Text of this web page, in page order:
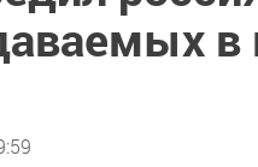
в